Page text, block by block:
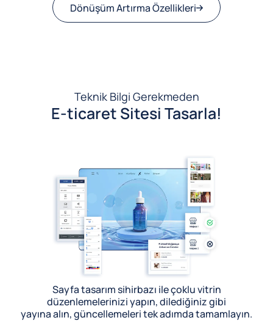
Dönüşüm Artırma Özellikleri
Teknik Bilgi Gerekmeden
E-ticaret Sitesi Tasarla!
Sayfa tasarım sihirbazı ile çoklu vitrin
düzenlemelerinizi yapın, dilediğiniz gibi
yayına alın, güncellemeleri tek adımda tamamlayın.